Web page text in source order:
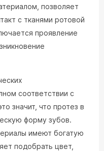
позволяет
с тканями ротовой
проявление
соответствии с
значит, что протез в
форму зубов.
имеют богатую
подобрать цвет,